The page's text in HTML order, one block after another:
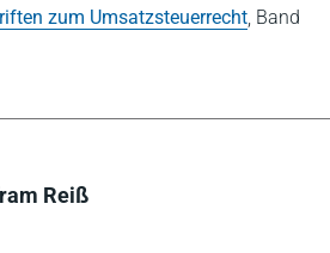
zum Umsatzsteuerrecht Band
Reiß